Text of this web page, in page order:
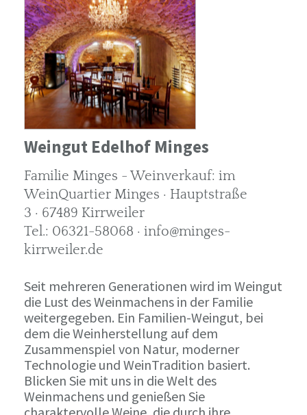
Weingut Edelhof Minges
Familie Minges - Weinverkauf: im
WeinQuartier Minges · Hauptstraße
3 · 67489 Kirrweiler
Tel.: 06321-58068 · info@minges-
kirrweiler.de
Seit mehreren Generationen wird im Weingut
die Lust des Weinmachens in der Familie
weitergegeben. Ein Familien-Weingut, bei
dem die Weinherstellung auf dem
Zusammenspiel von Natur, moderner
Technologie und WeinTradition basiert.
Blicken Sie mit uns in die Welt des
Weinmachens und genießen Sie